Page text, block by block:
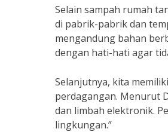
Selain sampah rumah
di pabrik-pabrik dan
mengandung bahan
dengan hati-hati agar
Selanjutnya, kita
perdagangan. Menurut
dan limbah elektronik.
lingkungan.”